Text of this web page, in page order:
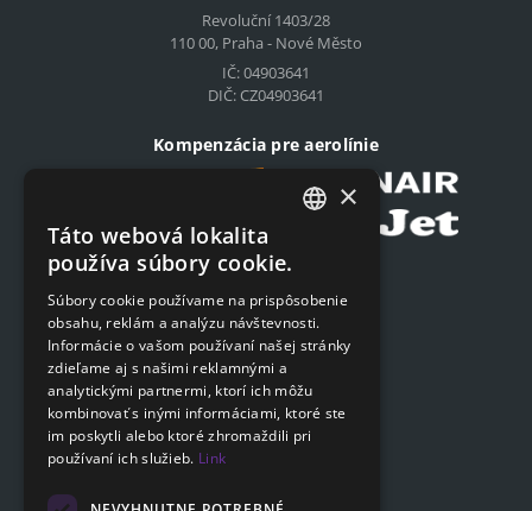
Revoluční 1403/28
110 00, Praha - Nové Město
IČ: 04903641
DIČ: CZ04903641
Kompenzácia pre aerolínie
Podat on-line žiadosť
Navigácia
Cenník
Otázky a odpovede
SLOVAK
×
Táto webová lokalita
používa súbory cookie.
Súbory cookie používame na prispôsobenie
obsahu, reklám a analýzu návštevnosti.
Informácie o vašom používaní našej stránky
zdieľame aj s našimi reklamnými a
analytickými partnermi, ktorí ich môžu
kombinovať s inými informáciami, ktoré ste
im poskytli alebo ktoré zhromaždili pri
používaní ich služieb. Link